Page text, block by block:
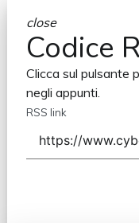
close
Codice
Clicca sul pulsante
negli appunti.
RSS link